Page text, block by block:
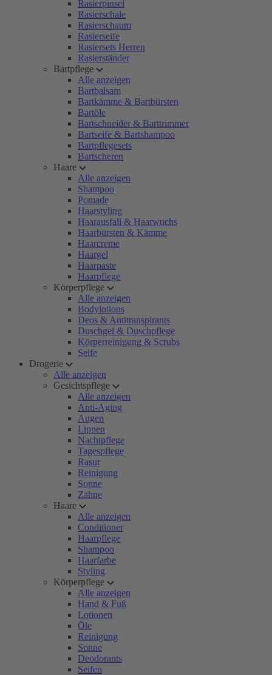
Rasierpinsel
Rasierschale
Rasierschaum
Rasierseife
Rasiersets Herren
Rasierständer
Bartpflege
Alle anzeigen
Bartbalsam
Bartkämme & Bartbürsten
Bartöle
Bartschneider & Barttrimmer
Bartseife & Bartshampoo
Bartpflegesets
Bartscheren
Haare
Alle anzeigen
Shampoo
Pomade
Haarstyling
Haarausfall & Haarwuchs
Haarbürsten & Kämme
Haarcreme
Haargel
Haarpaste
Haarpflege
Körperpflege
Alle anzeigen
Bodylotions
Deos & Antitranspirants
Duschgel & Duschpflege
Körperreinigung & Scrubs
Seife
Drogerie
Alle anzeigen
Gesichtspflege
Alle anzeigen
Anti-Aging
Augen
Lippen
Nachtpflege
Tagespflege
Rasur
Reinigung
Sonne
Zähne
Haare
Alle anzeigen
Conditioner
Haarpflege
Shampoo
Haarfarbe
Styling
Körperpflege
Alle anzeigen
Hand & Fuß
Lotionen
Öle
Reinigung
Sonne
Deodorants
Seifen